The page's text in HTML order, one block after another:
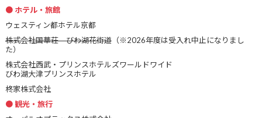
ホテル・旅館
ウェスティン都ホテル京都
株式会社国華荘 びわ湖花街道（※2026年度は受入れ中止になりまし
た）
株式会社西武・プリンスホテルズワールドワイド
びわ湖大津プリンスホテル
柊家株式会社
観光・旅行